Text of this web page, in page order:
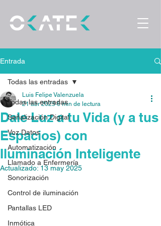
Entrada
Todas las entradas
Señalización Digital
Voz Datos
Automatización
Llamado a Enfermería
Sonorización
Control de iluminación
Pantallas LED
Inmótica
Todas las entradas
Dale Luz a tu Vida (y a tus
Espacios) con
Iluminación Inteligente
Luis Felipe Valenzuela
21 abr 2025 6 min de lectura
Actualizado: 13 may 2025